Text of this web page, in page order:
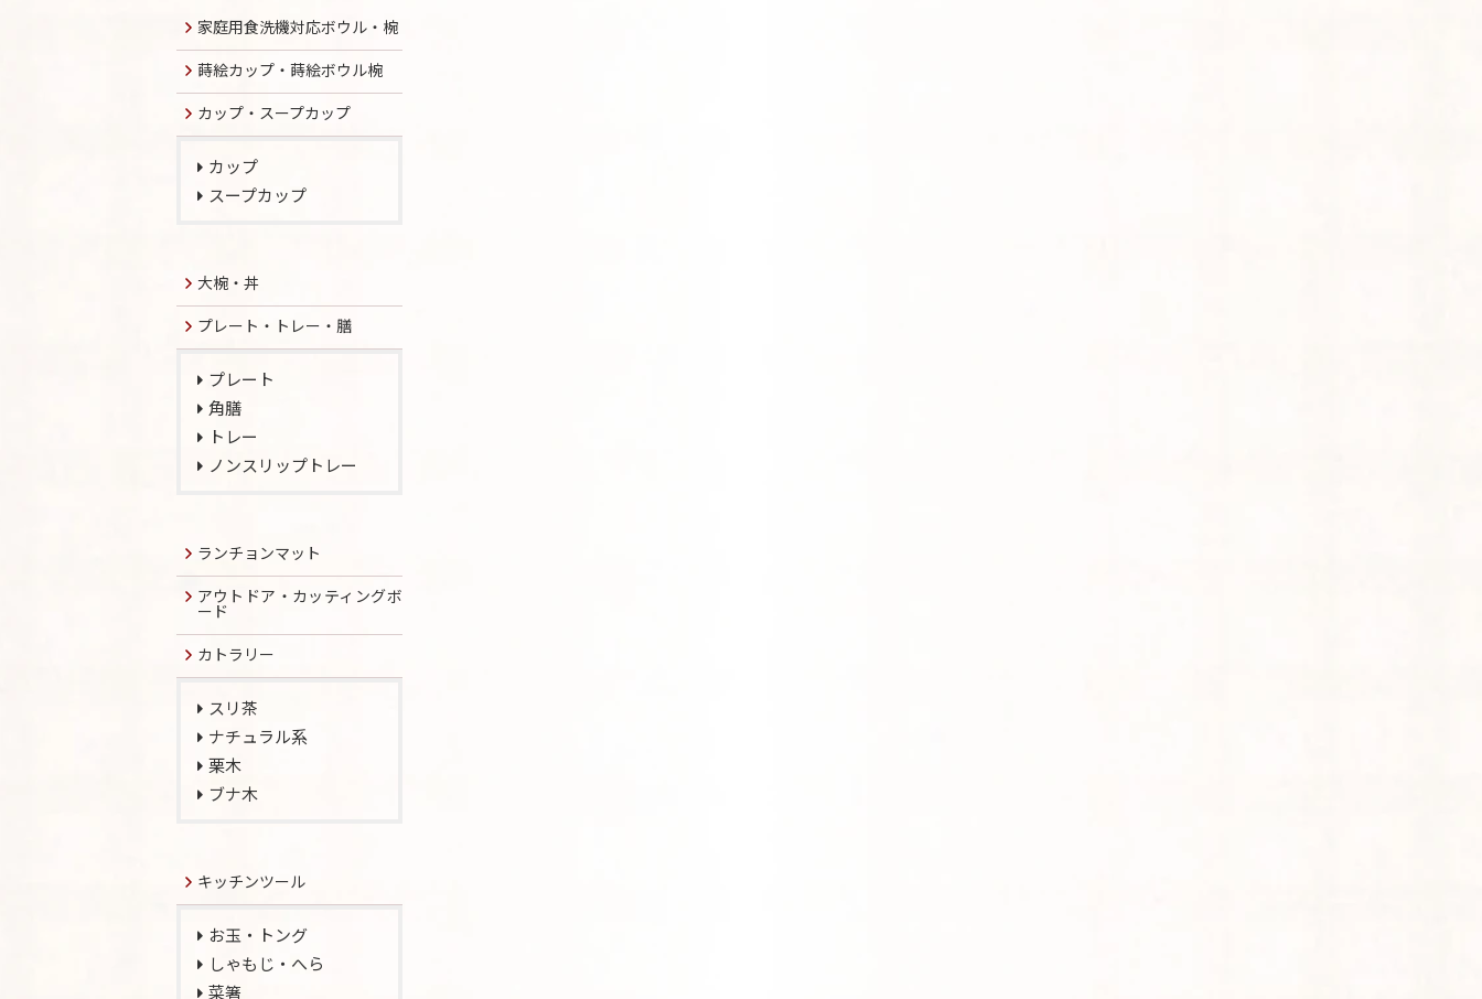
家庭用食洗機対応ボウル・椀
蒔絵カップ・蒔絵ボウル椀
カップ・スープカップ
カップ
スープカップ
大椀・丼
プレート・トレー・膳
プレート
角膳
トレー
ノンスリップトレー
ランチョンマット
アウトドア・カッティングボ
ード
カトラリー
スリ茶
ナチュラル系
栗木
ブナ木
キッチンツール
お玉・トング
しゃもじ・へら
菜箸